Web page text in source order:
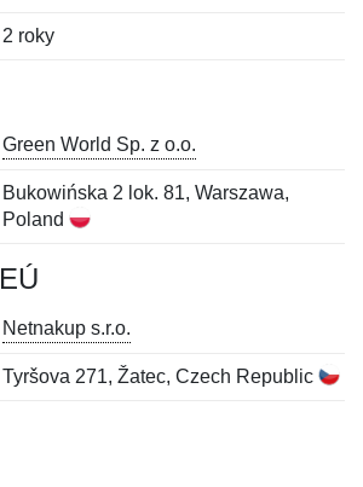
2 roky
Green World Sp. z o.o.
Bukowińska 2 lok. 81, Warszawa,
Poland
Netnakup s.r.o.
Tyršova 271, Žatec, Czech Republic